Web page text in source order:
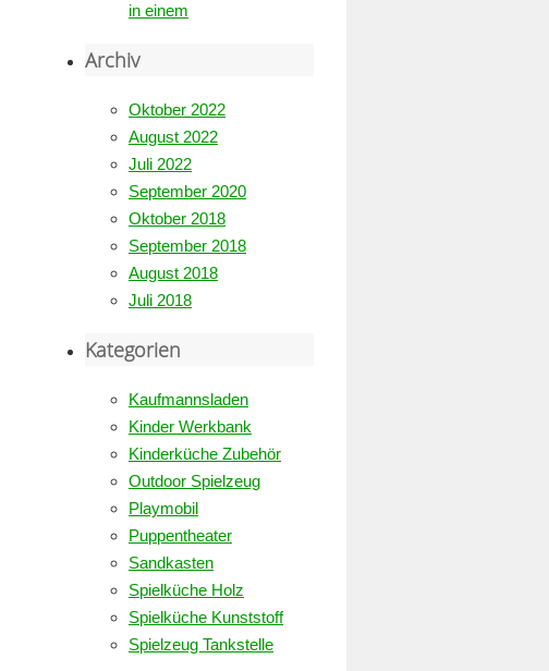
in einem
Archiv
Oktober 2022
August 2022
Juli 2022
September 2020
Oktober 2018
September 2018
August 2018
Juli 2018
Kategorien
Kaufmannsladen
Kinder Werkbank
Kinderküche Zubehör
Outdoor Spielzeug
Playmobil
Puppentheater
Sandkasten
Spielküche Holz
Spielküche Kunststoff
Spielzeug Tankstelle